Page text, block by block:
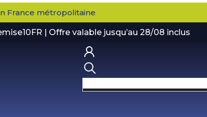
France métropolitaine
| Offre valable jusqu’au 28/08 inclus